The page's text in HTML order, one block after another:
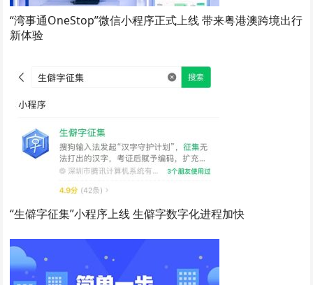
“湾事通OneStop”微信小程序正式上线 带来粤港澳跨境出行
新体验
“生僻字征集”小程序上线 生僻字数字化进程加快